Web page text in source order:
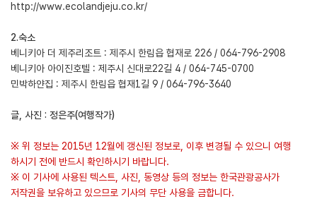
http://www.ecolandjeju.co.kr/
2.숙소
베니키아 더 제주리조트 : 제주시 한림읍 협재로 226 / 064-796-2908
베니키아 아이진호텔 : 제주시 신대로22길 4 / 064-745-0700
민박하얀집 : 제주시 한림읍 협재1길 9 / 064-796-3640
글, 사진 : 정은주(여행작가)
※ 위 정보는 2015년 12월에 갱신된 정보로, 이후 변경될 수 있으니 여행
하시기 전에 반드시 확인하시기 바랍니다.
※ 이 기사에 사용된 텍스트, 사진, 동영상 등의 정보는 한국관광공사가
저작권을 보유하고 있으므로 기사의 무단 사용을 금합니다.